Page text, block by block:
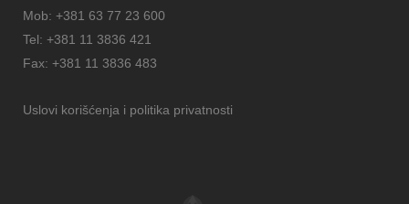
Mob: +381 63 77 23 600
Tel: +381 11 3836 421
Fax: +381 11 3836 483
Uslovi korišćenja i politika privatnosti